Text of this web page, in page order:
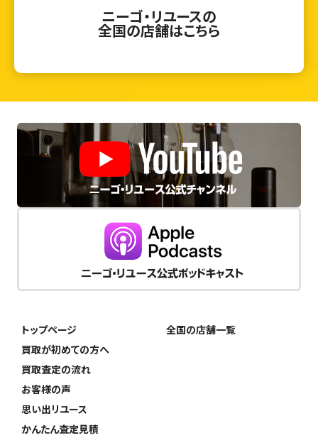
ニーゴ・リユースの
全国の店舗はこちら
トップページ
買取が初めての方へ
買取査定の流れ
お客様の声
思い出リユース
かんたん査定見積
全国の店舗一覧